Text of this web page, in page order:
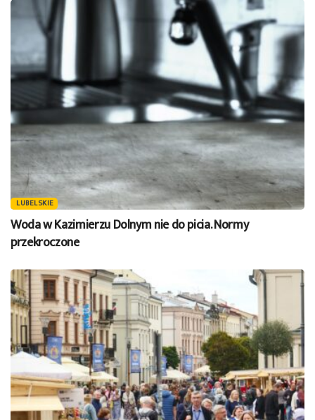
LUBELSKIE
Woda w Kazimierzu Dolnym nie do picia. Normy
przekroczone